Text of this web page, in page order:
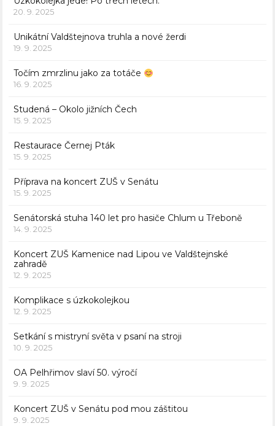
20. 9. 2025
Unikátní Valdštejnova truhla a nové žerdi
19. 9. 2025
Točím zmrzlinu jako za totáče
16. 9. 2025
Studená – Okolo jižních Čech
15. 9. 2025
Restaurace Černej Pták
15. 9. 2025
Příprava na koncert ZUŠ v Senátu
15. 9. 2025
Senátorská stuha 140 let pro hasiče Chlum u Třeboně
14. 9. 2025
Koncert ZUŠ Kamenice nad Lipou ve Valdštejnské
zahradě
12. 9. 2025
Komplikace s úzkokolejkou
12. 9. 2025
Setkání s mistryní světa v psaní na stroji
10. 9. 2025
OA Pelhřimov slaví 50. výročí
9. 9. 2025
Koncert ZUŠ v Senátu pod mou záštitou
9. 9. 2025